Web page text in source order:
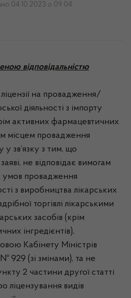
04.10.2023 о 09:04
відповідальністю
на провадження/
діяльності з імпорту
активних фармацевтичних
місцем провадження
у зв’язку з тим, що
не відповідає вимогам
умов провадження
з виробництва лікарських
торгівлі лікарськими
засобів (крім
інгредієнтів),
Кабінету Міністрів
№ 929 (зі змінами), та не
2 частини другої статті
ліцензування видів